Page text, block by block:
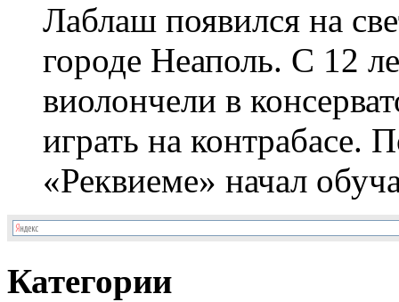
Лаблаш появился на
городе Неаполь. С 12
виолончели в
играть на контрабасе.
«Реквиеме» начал
Категории